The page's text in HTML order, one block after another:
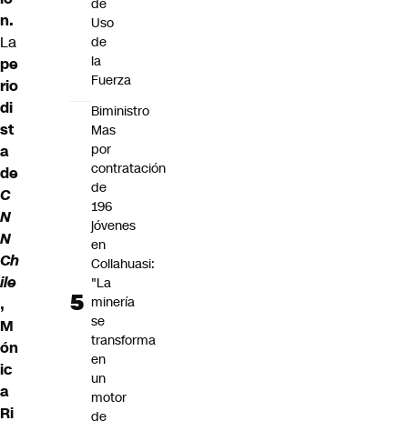
n.
La
pe
rio
di
st
a
de
C
N
N
Ch
ile
,
M
ón
ic
a
Ri
de
Uso
de
la
Fuerza
Biministro
Mas
por
contratación
de
196
jóvenes
en
Collahuasi:
"La
minería
se
transforma
en
un
motor
de